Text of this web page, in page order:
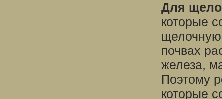
Для
которые
щелочную
почвах
железа,
Поэтому
которые